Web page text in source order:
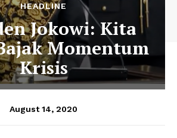
HEADLINE
Jokowi: Kita
Momentum
Krisis
August 14, 2020